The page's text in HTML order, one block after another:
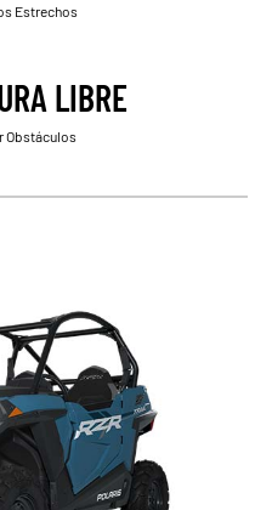
Estrechos
LIBRE
Obstáculos